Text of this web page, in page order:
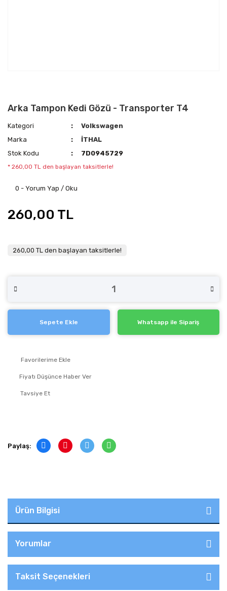
Arka Tampon Kedi Gözü - Transporter T4
Kategori
Volkswagen
Marka
İTHAL
Stok Kodu
7D0945729
* 260,00 TL den başlayan taksitlerle!
0 - Yorum Yap / Oku
260,00 TL
260,00 TL den başlayan taksitlerle!
Sepete Ekle Whatsapp ile Sipariş
Fiyatı Düşünce Haber Ver
Tavsiye Et
Paylaş:
Ürün Bilgisi
Yorumlar
Taksit Seçenekleri